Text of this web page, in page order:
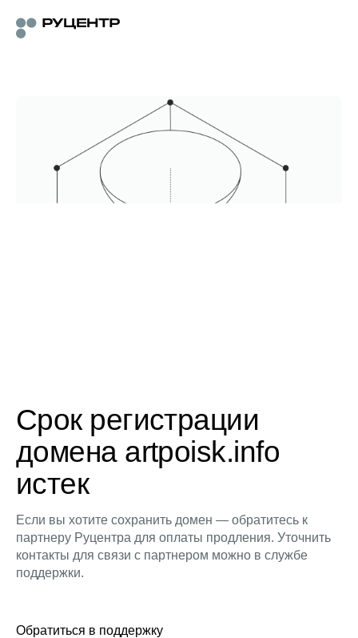
Срок регистрации
домена artpoisk.info
истек
Если вы хотите сохранить домен — обратитесь к
партнеру Руцентра для оплаты продления. Уточнить
контакты для связи с партнером можно в службе
поддержки.
Обратиться в поддержку